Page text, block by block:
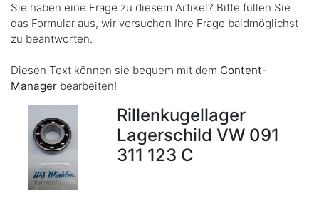
Sie haben eine Frage zu diesem Artikel? Bitte füllen Sie
das Formular aus, wir versuchen Ihre Frage baldmöglichst
zu beantworten.
Diesen Text können sie bequem mit dem Content-
Manager bearbeiten!
Rillenkugellager
Lagerschild VW 091
311 123 C